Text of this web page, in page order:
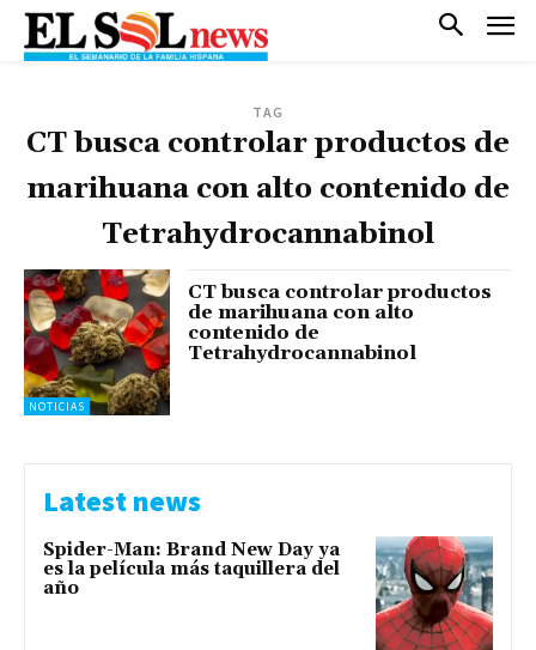
TAG
CT busca controlar productos de
marihuana con alto contenido de
Tetrahydrocannabinol
NOTICIAS
CT busca controlar productos
de marihuana con alto
contenido de
Tetrahydrocannabinol
Latest news
Spider-Man: Brand New Day ya
es la película más taquillera del
año